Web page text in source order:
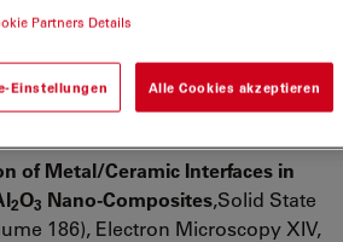
Institute of Microstructure and
China, Elsevier,
34, March 2013, Pages 75-82
of Metal/Ceramic Interfaces in
2O3 Nano-Composites,Solid State
186), Electron Microscopy XIV,
Partners Details
Einstellungen Alle Cookies akzeptieren